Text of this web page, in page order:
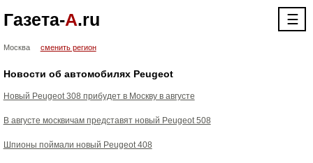
Газета-А.ru ☰
Москва сменить регион
Новости об автомобилях Peugeot
Новый Peugeot 308 прибудет в Москву в августе
В августе москвичам представят новый Peugeot 508
Шпионы поймали новый Peugeot 408